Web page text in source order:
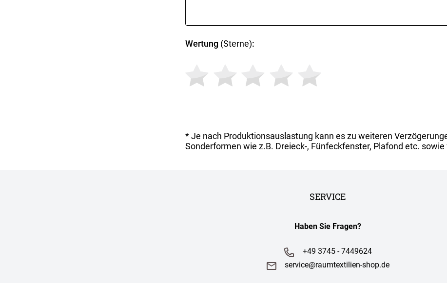
Wertung(Sterne):
* Je nach Produktionsauslastung kann es zu weiteren
Sonderformen wie z.B. Dreieck-, Fünfeckfenster, Plafond etc.
SERVICE
Haben Sie Fragen?
+49 3745 - 7449624
service@raumtextilien-shop.de